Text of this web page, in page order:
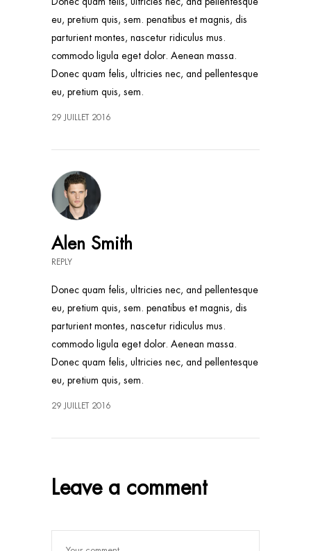
eu, pretium quis, sem. penatibus et magnis, dis
parturient montes, nascetur ridiculus mus.
commodo ligula eget dolor. Aenean massa.
Donec quam felis, ultricies nec, and pellentesque
eu, pretium quis, sem.
29 JUILLET 2016
Alen Smith
REPLY
Donec quam felis, ultricies nec, and pellentesque
eu, pretium quis, sem. penatibus et magnis, dis
parturient montes, nascetur ridiculus mus.
commodo ligula eget dolor. Aenean massa.
Donec quam felis, ultricies nec, and pellentesque
eu, pretium quis, sem.
29 JUILLET 2016
Leave a comment